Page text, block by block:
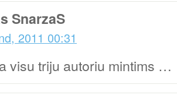
SnarzaS
2011 00:31
visu triju autoriu mintims …